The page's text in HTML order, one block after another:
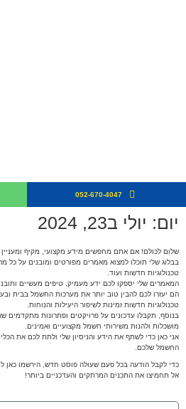
052-670-4047
יום: יולי ב23, 2024
שלום לכולם! אם אתם מחפשים מידע מקצועי, מקיף
בבלוג שלי תוכלו למצוא מאמרים מפורטים ומובנים על כל
טכנולוגיות חדשות ועוד.
המאמרים שלי יספקו לכם ידע מעמיק, טיפים מעשיים
הם יעזרו לכם להבין טוב יותר את מערכות החשמל בבית
טכנולוגיות חדשות זמינות לשיפור היעילות והנוחות.
בנוסף, תקבלו עדכונים על פרויקטים ופתרונות מתקדמים
מושכלות ולהנות משירותי חשמל מקצועיים ואמינים.
אני כאן כדי לשתף את הידע והניסיון שלי ולתת לכם את
החשמל שלכם.
כדי לקבל הודעה בכל פעם שעולה פוסט חדש, הירשמו כאן
אל תחמיצו את התכנים המרתקים והעדכניים ביותר!